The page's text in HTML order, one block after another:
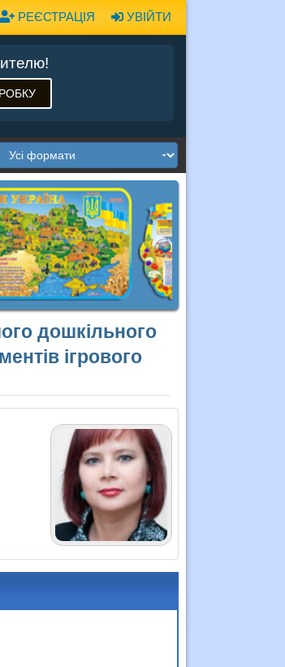
УВІЙТИ
РЕЄСТРАЦІЯ
дошкільного
ігрового